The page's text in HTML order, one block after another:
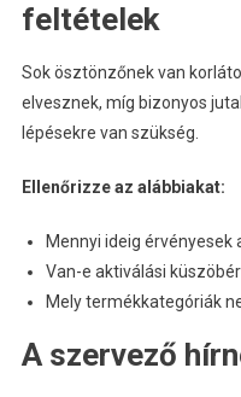
feltételek
Sok ösztönzőnek van
elvesznek, míg bizonyos
lépésekre van szükség.
Ellenőrizze az alábbiakat:
Mennyi ideig
Van-e aktiválási
Mely termékkategóriák
A szervező